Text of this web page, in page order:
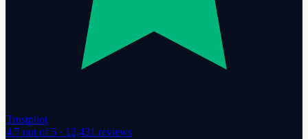
Trustpilot
4.7 out of 5 · 12,431 reviews